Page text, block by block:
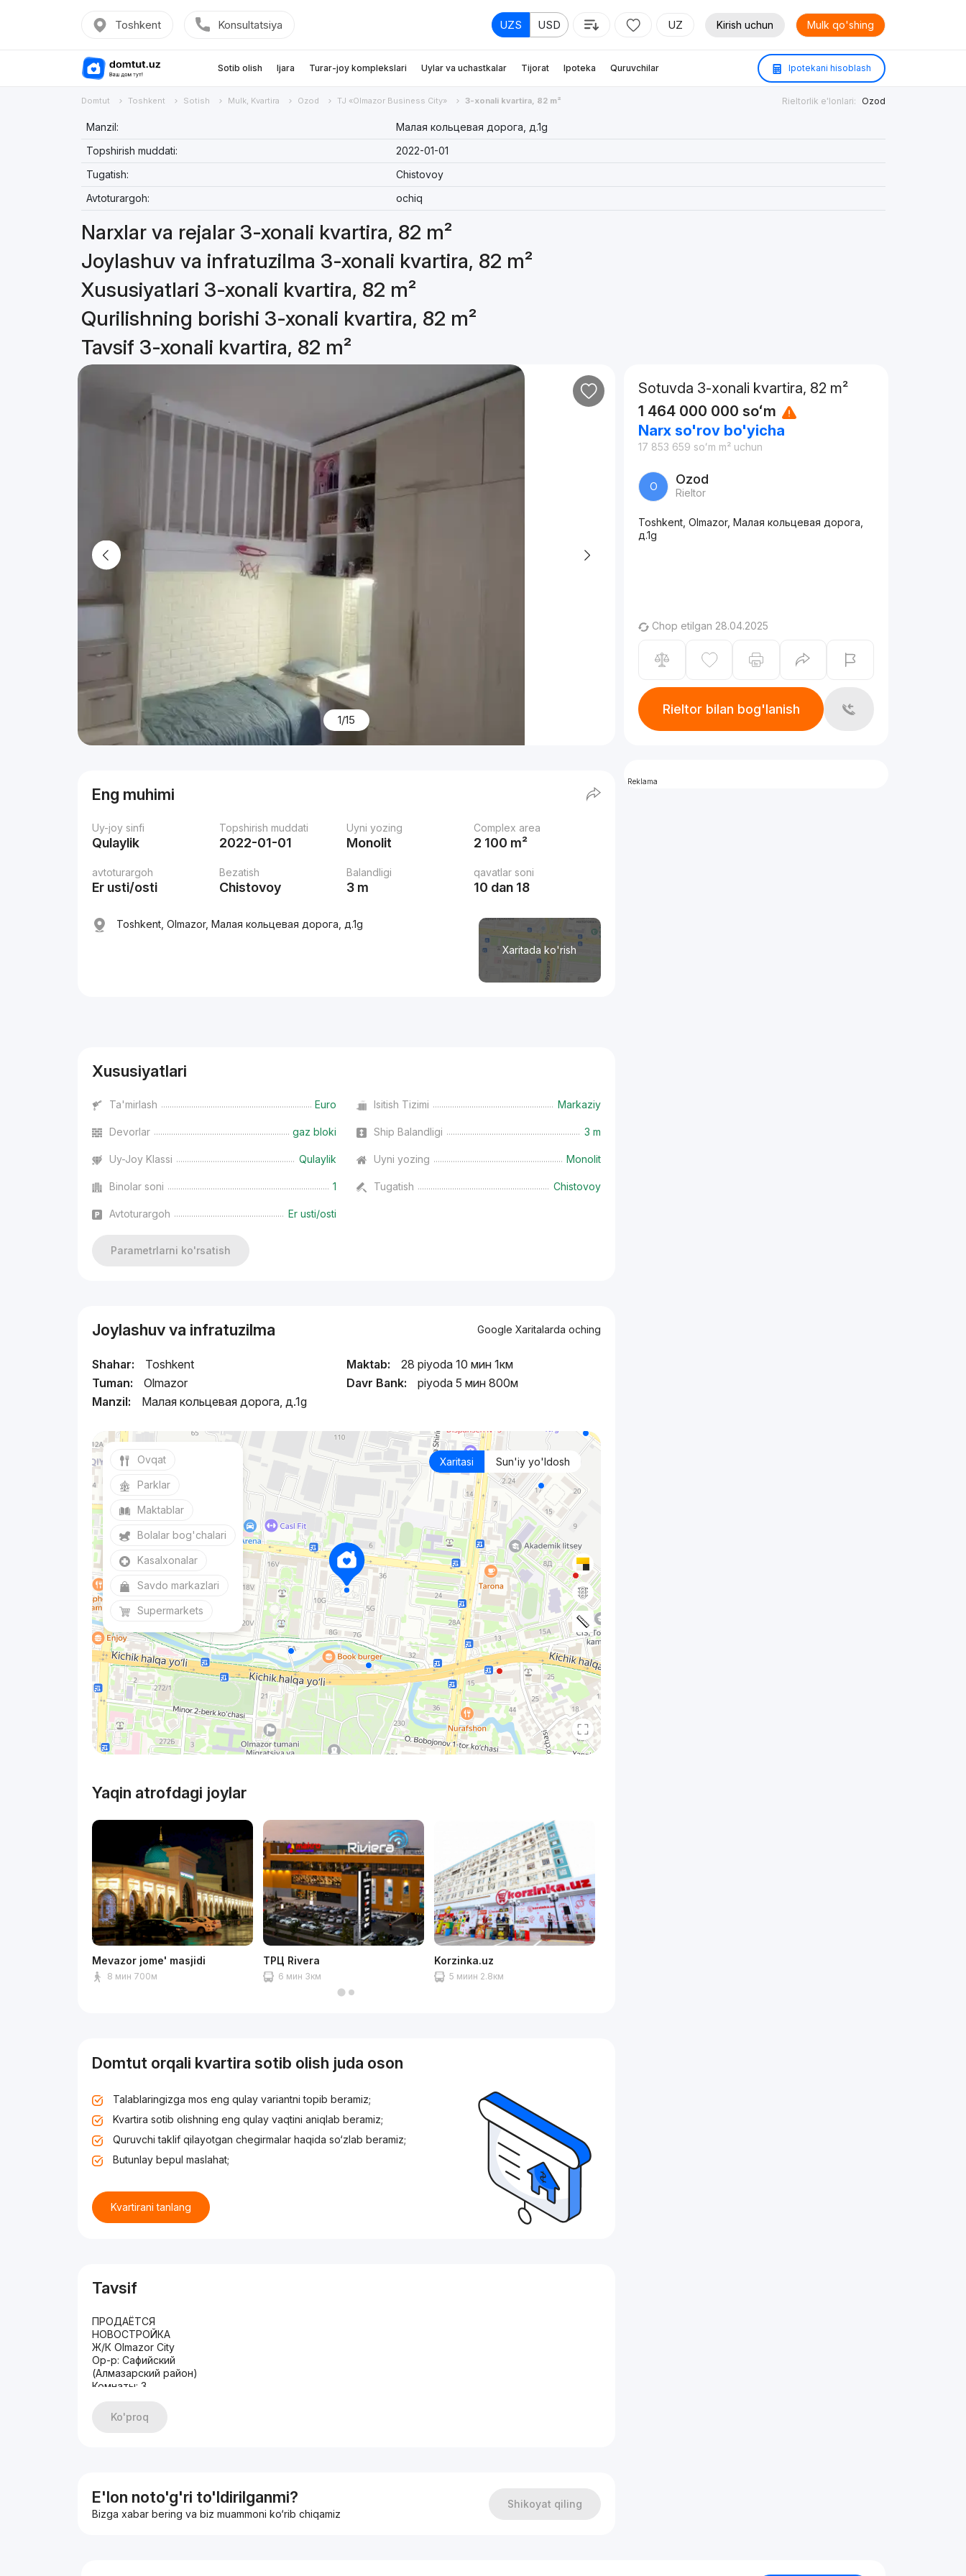
Toshkent Konsultatsiya UZS USD UZ Kirish uchun Mulk qo'shing
Sotib olish Ijara Turar-joy komplekslari Uylar va uchastkalar Tijorat Ipoteka Quruvchilar Ipotekani hisoblash
Domtut Toshkent Sotish Mulk, Kvartira Ozod TJ «Olmazor Business City» 3-xonali kvartira, 82 m² Rieltorlik e'lonlari: Ozod
Manzil:
Малая кольцевая дорога, д.1g
Topshirish muddati:
2022-01-01
Tugatish:
Chistovoy
Avtoturargoh:
ochiq
Narxlar va rejalar 3-xonali kvartira, 82 m²
Joylashuv va infratuzilma 3-xonali kvartira, 82 m²
Xususiyatlari 3-xonali kvartira, 82 m²
Qurilishning borishi 3-xonali kvartira, 82 m²
Tavsif 3-xonali kvartira, 82 m²
1/15
Eng muhimi
Uy-joy sinfi
Qulaylik
Topshirish muddati
2022-01-01
Uyni yozing
Monolit
Complex area
2 100 m²
avtoturargoh
Er usti/osti
Bezatish
Chistovoy
Balandligi
3 m
qavatlar soni
10 dan 18
Xaritada ko'rish
Toshkent, Olmazor, Малая кольцевая дорога, д.1g
Xususiyatlari
Ta'mirlash Euro Isitish Tizimi Markaziy
Devorlar gaz bloki Ship Balandligi 3 m
Uy-Joy Klassi Qulaylik Uyni yozing Monolit
Binolar soni 1 Tugatish Chistovoy
Avtoturargoh Er usti/osti
Parametrlarni ko'rsatish
Joylashuv va infratuzilma Google Xaritalarda oching
Shahar:
Toshkent
Tuman:
Olmazor
Manzil:
Малая кольцевая дорога, д.1g
Maktab:
28 piyoda 10 мин 1км
Davr Bank:
piyoda 5 мин 800м
Xaritasi Sun'iy yo'ldosh
Ovqat
Parklar
Maktablar
Bolalar bog'chalari
Kasalxonalar
Savdo markazlari
Supermarkets
Yaqin atrofdagi joylar
Mevazor jome' masjidi
8 мин 700м
ТРЦ Rivera
6 мин 3км
Korzinka.uz
5 миин 2.8км
Domtut orqali kvartira sotib olish juda oson
Talablaringizga mos eng qulay variantni topib beramiz;
Kvartira sotib olishning eng qulay vaqtini aniqlab beramiz;
Quruvchi taklif qilayotgan chegirmalar haqida so‘zlab beramiz;
Butunlay bepul maslahat;
Kvartirani tanlang
Tavsif
ПРОДАЁТСЯ
НОВОСТРОЙКА
Ж/К Olmazor City
Ор-р: Сафийский
(Алмазарский район)
Комнаты: 3
Этажность: 13
Состояние: Евро-ремонт
Ko'proq
E'lon noto'g'ri to'ldirilganmi?
Bizga xabar bering va biz muammoni ko‘rib chiqamiz
Shikoyat qiling
Sotuvda 3-xonali kvartira, 82 m²
1 464 000 000 soʻm
Narx so'rov bo'yicha
17 853 659 soʻm m² uchun
O Ozod
Rieltor
Toshkent, Olmazor, Малая кольцевая дорога,
д.1g
Chop etilgan 28.04.2025
Rieltor bilan bog'lanish
Reklama